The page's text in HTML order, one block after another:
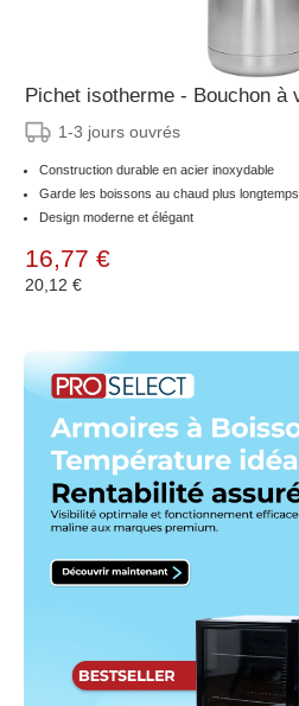
1-3 jours ouvrés
Construction durable en acier inoxydable
Garde les boissons au chaud plus longtemps
Design moderne et élégant
16,77 €
20,12 €